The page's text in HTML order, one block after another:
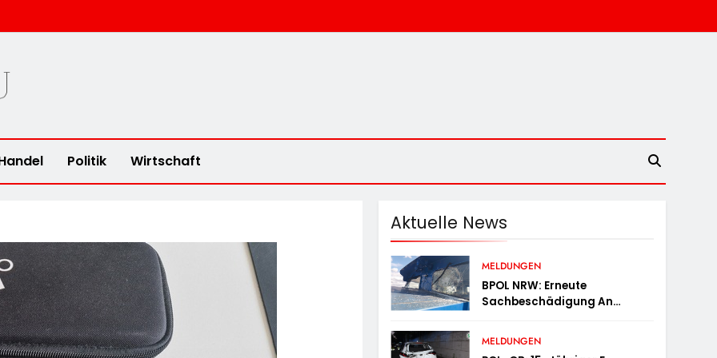
Politik Wirtschaft
Aktuelle News
MELDUNGEN
BPOL NRW: Erneute
Sachbeschädigung An
MELDUNGEN